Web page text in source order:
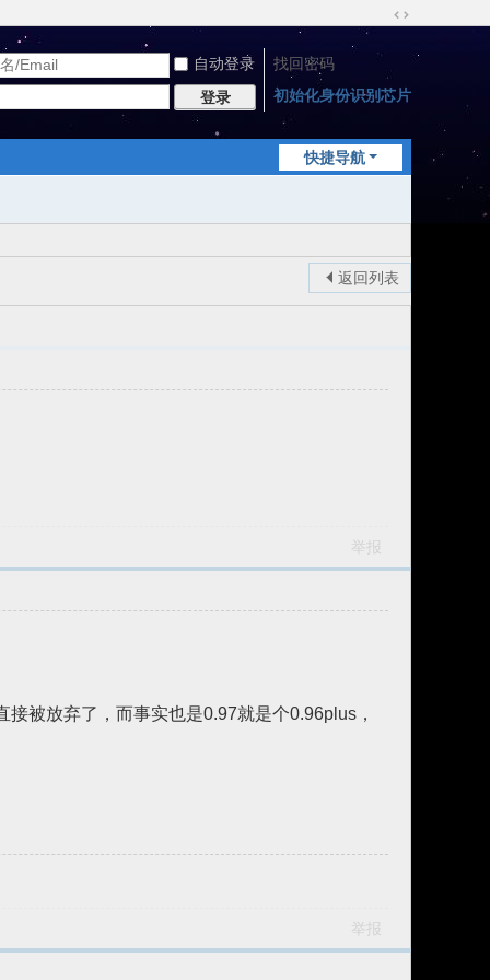
宽
自动登录
找回密码
登录
初始化身份识别芯片
快捷导航
返回列表
举报
被放弃了，而事实也是0.97就是个0.96plus，
举报